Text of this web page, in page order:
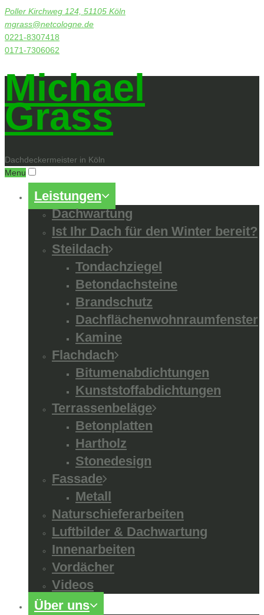
Poller Kirchweg 124, 51105 Köln
mgrass@netcologne.de
0221-8307418
0171-7306062
Michael
Grass
Dachdeckermeister in Köln
Menu
Leistungen
Dachwartung
Ist Ihr Dach für den Winter bereit?
Steildach
Tondachziegel
Betondachsteine
Brandschutz
Dachflächenwohnraumfenster
Kamine
Flachdach
Bitumenabdichtungen
Kunststoffabdichtungen
Terrassenbeläge
Betonplatten
Hartholz
Stonedesign
Fassade
Metall
Naturschieferarbeiten
Luftbilder & Dachwartung
Innenarbeiten
Vordächer
Videos
Über uns